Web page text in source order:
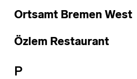
Ortsamt Bremen West
Özlem Restaurant
P